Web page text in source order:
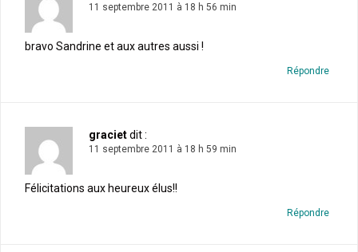
11 septembre 2011 à 18 h 56 min
bravo Sandrine et aux autres aussi !
Répondre
gracietdit :
11 septembre 2011 à 18 h 59 min
Félicitations aux heureux élus!!
Répondre